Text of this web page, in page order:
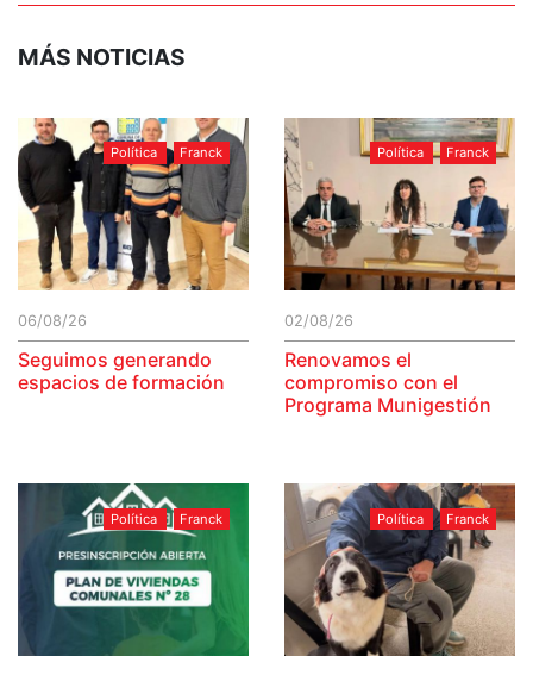
MÁS NOTICIAS
Política Franck
06/08/26
Seguimos generando
espacios de formación
Política Franck
02/08/26
Renovamos el
compromiso con el
Programa Munigestión
Política Franck Política Franck